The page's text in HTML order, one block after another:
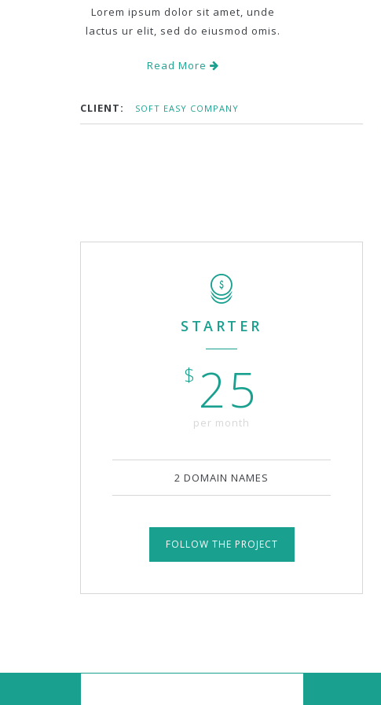
Lorem ipsum dolor sit amet, unde
lactus ur elit, sed do eiusmod omis.
Read More
CLIENT: SOFT EASY COMPANY
STARTER
$ 25
per month
2 DOMAIN NAMES
FOLLOW THE PROJECT